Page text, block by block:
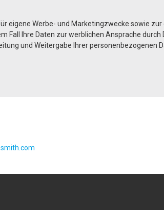
eigene Werbe- und Marketingzwecke sowie
Fall Ihre Daten zur werblichen Ansprache
und Weitergabe Ihrer personenbezogenen